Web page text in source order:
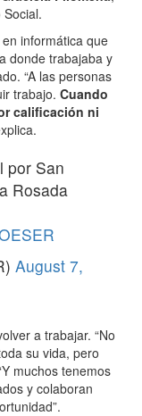
informática que
donde trabajaba y
“A las personas
trabajo. Cuando
calificación ni
por San
Rosada
August 7,
a trabajar. “No
su vida, pero
muchos tenemos
y colaboran